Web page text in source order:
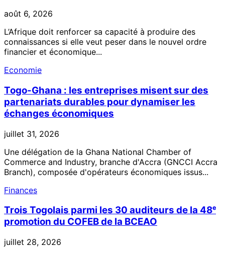
août 6, 2026
L’Afrique doit renforcer sa capacité à produire des
connaissances si elle veut peser dans le nouvel ordre
financier et économique...
Economie
Togo-Ghana : les entreprises misent sur des
partenariats durables pour dynamiser les
échanges économiques
juillet 31, 2026
Une délégation de la Ghana National Chamber of
Commerce and Industry, branche d'Accra (GNCCI Accra
Branch), composée d'opérateurs économiques issus...
Finances
Trois Togolais parmi les 30 auditeurs de la 48ᵉ
promotion du COFEB de la BCEAO
juillet 28, 2026